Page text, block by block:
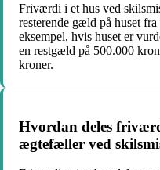
Friværdi i et hus ved
resterende gæld på huset
eksempel, hvis huset er
en restgæld på 500.000
kroner.
Hvordan deles
ægtefæller ved